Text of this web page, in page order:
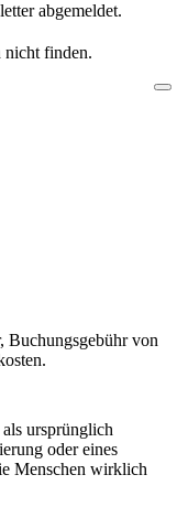
abgemeldet.
nicht finden.
Buchungsgebühr von
ursprünglich
oder eines
Menschen wirklich